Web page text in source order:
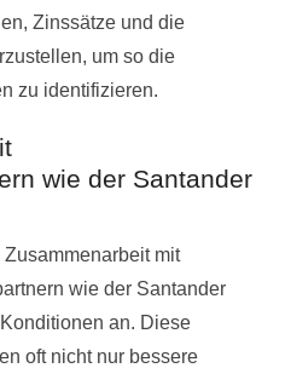
Zinssätze und die
um so die
zu identifizieren.
wie der Santander
mit
wie der Santander
an. Diese
oft nicht nur bessere